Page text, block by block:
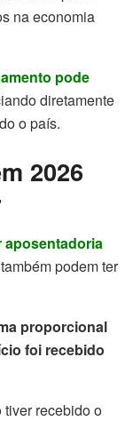
na economia
pode
diretamente
o país.
2026
aposentadoria
também podem ter
proporcional
foi recebido
tiver recebido o